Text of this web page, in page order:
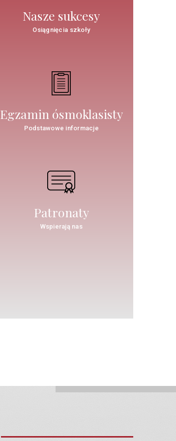
Nasze sukcesy
Osiągnięcia szkoły
Egzamin ósmoklasisty
Podstawowe informacje
Patronaty
Wspierają nas